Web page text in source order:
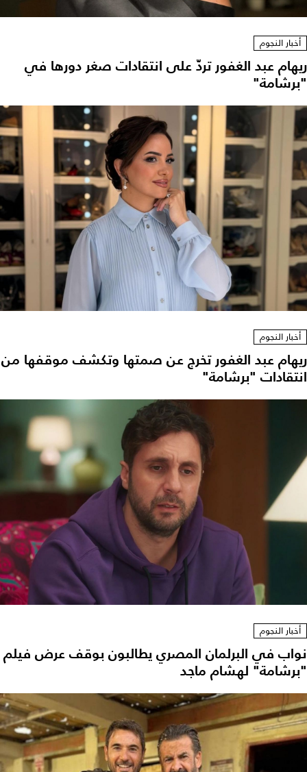
أخبار النجوم
ريهام عبد الغفور تردّ على انتقادات صغر دورها في
"برشامة"
أخبار النجوم
ريهام عبد الغفور تخرج عن صمتها وتكشف موقفها من
انتقادات "برشامة"
أخبار النجوم
نواب في البرلمان المصري يطالبون بوقف عرض فيلم
"برشامة" لهشام ماجد